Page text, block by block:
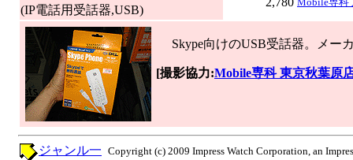
(IP電話用受話器,USB)
Skype向けのUSB受話器。メー
[撮影協力:Mobile専科 東京秋葉原
Copyright (c) 2009 Impress Watch Corporation, an
ジャンル一